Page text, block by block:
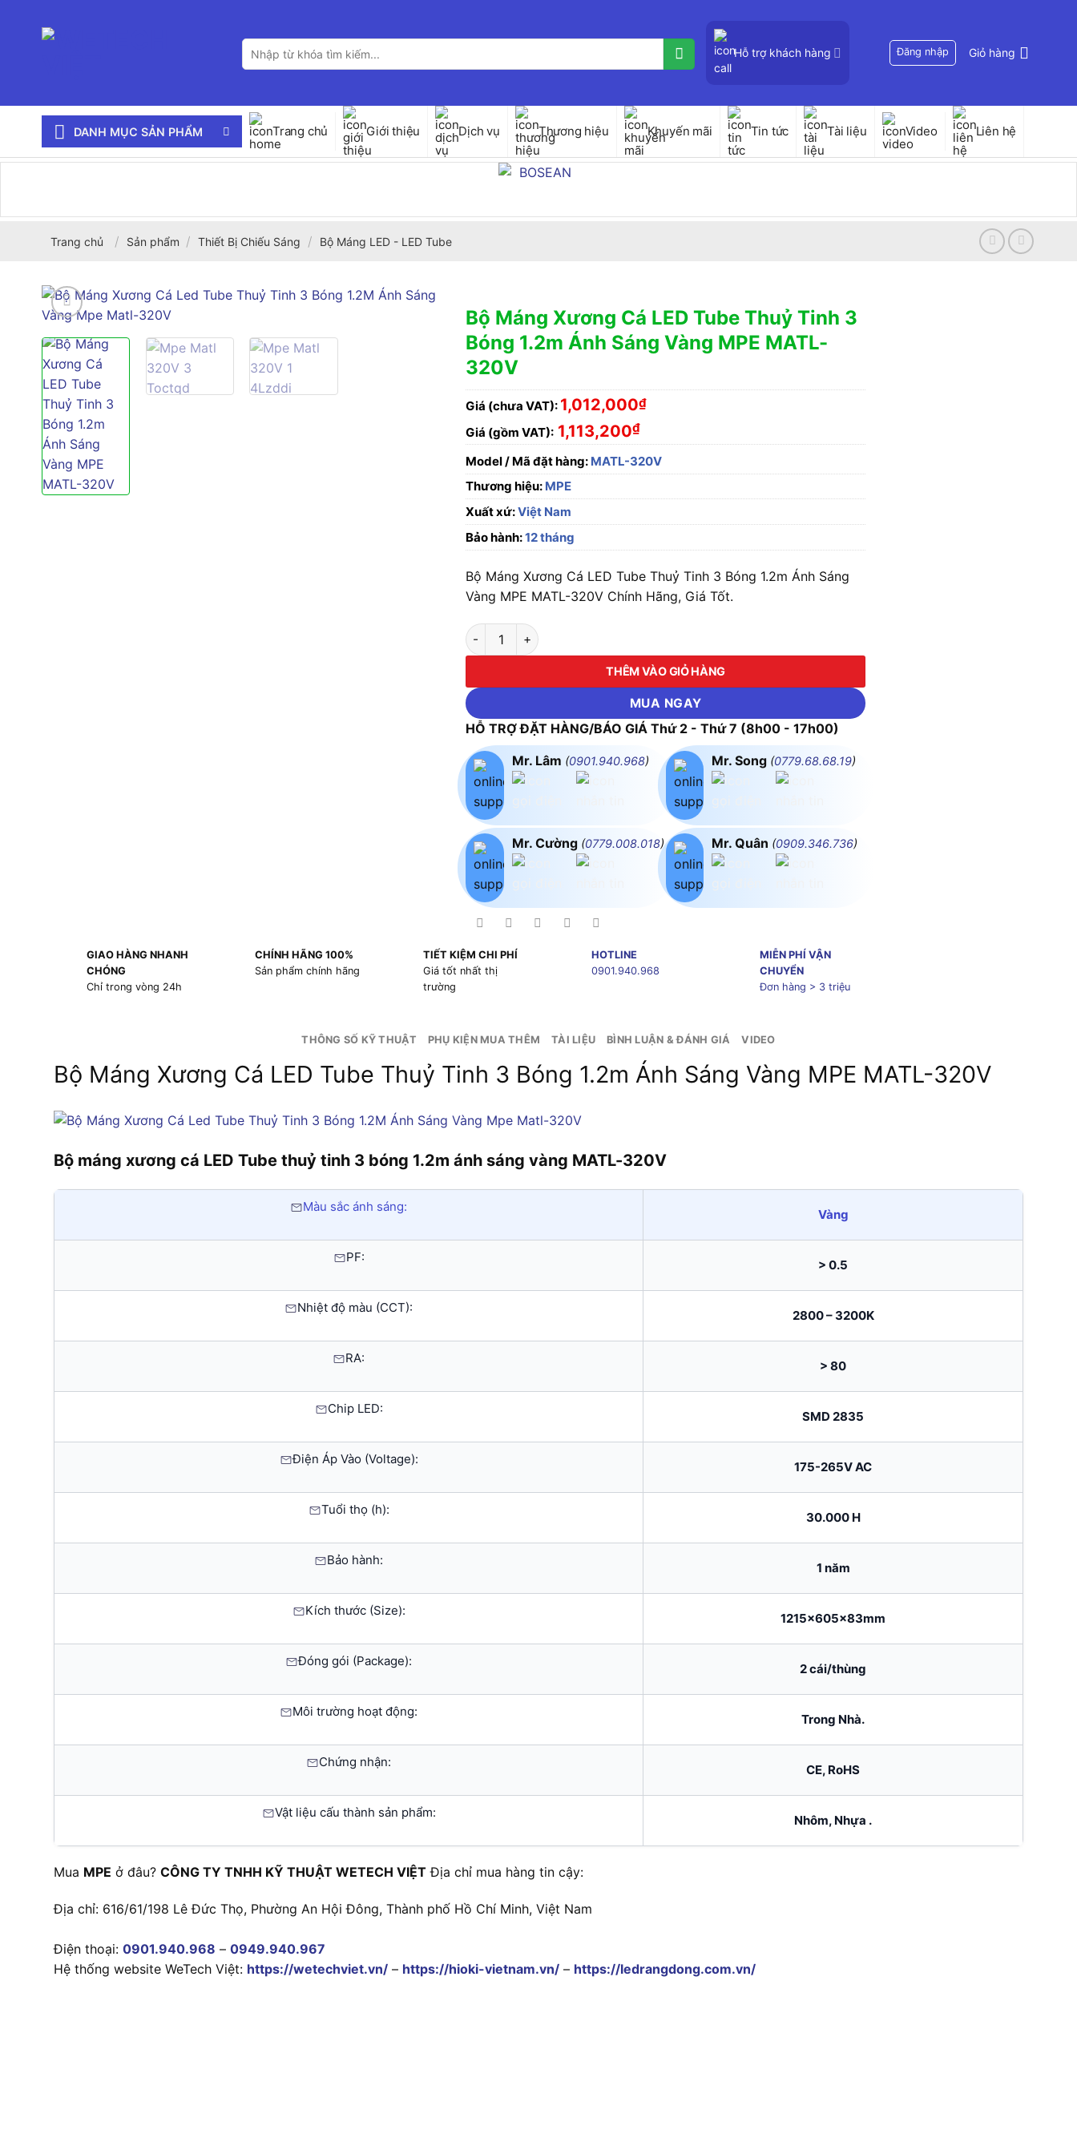
Tìm
kiếm:
Hỗ trợ khách hàng Đăng nhập Giỏ hàng
DANH MỤC SẢN PHẨM Trang chủ Giới thiệu Dịch vụ Thương hiệu Khuyến mãi Tin tức Tài liệu Video Liên hệ
Trang chủ / Sản phẩm / Thiết Bị Chiếu Sáng / Bộ Máng LED - LED Tube
Bộ Máng Xương Cá LED Tube Thuỷ Tinh 3
Bóng 1.2m Ánh Sáng Vàng MPE MATL-
320V
Giá (chưa VAT): 1,012,000₫
Giá (gồm VAT): 1,113,200₫
Model / Mã đặt hàng: MATL-320V
Thương hiệu: MPE
Xuất xứ:Việt Nam
Bảo hành:12 tháng
Bộ Máng Xương Cá LED Tube Thuỷ Tinh 3 Bóng 1.2m Ánh Sáng
Vàng MPE MATL-320V Chính Hãng, Giá Tốt.
Bộ Máng Xương Cá LED Tube Thuỷ Tinh 3 Bóng 1.2m Ánh Sáng Vàng MPE MATL-320V số lượng
THÊM VÀO GIỎ HÀNG
MUA NGAY
HỖ TRỢ ĐẶT HÀNG/BÁO GIÁ Thứ 2 - Thứ 7 (8h00 - 17h00)
Mr. Lâm (0901.940.968)
Mr. Cường (0779.008.018)
Mr. Song (0779.68.68.19)
Mr. Quân (0909.346.736)
GIAO HÀNG NHANH
CHÓNG
Chỉ trong vòng 24h
CHÍNH HÃNG 100%
Sản phẩm chính hãng
TIẾT KIỆM CHI PHÍ
Giá tốt nhất thị
trường
HOTLINE
0901.940.968
MIỄN PHÍ VẬN
CHUYỂN
Đơn hàng > 3 triệu
THÔNG SỐ KỸ THUẬT PHỤ KIỆN MUA THÊM TÀI LIỆU BÌNH LUẬN & ĐÁNH GIÁ VIDEO
Bộ Máng Xương Cá LED Tube Thuỷ Tinh 3 Bóng 1.2m Ánh Sáng Vàng MPE MATL-320V
Bộ máng xương cá LED Tube thuỷ tinh 3 bóng 1.2m ánh sáng vàng MATL-320V
Màu sắc ánh sáng:
Vàng
PF:
> 0.5
Nhiệt độ màu (CCT):
2800 – 3200K
RA:
> 80
Chip LED:
SMD 2835
Điện Áp Vào (Voltage):
175-265V AC
Tuổi thọ (h):
30.000 H
Bảo hành:
1 năm
Kích thước (Size):
1215x605x83mm
Đóng gói (Package):
2 cái/thùng
Môi trường hoạt động:
Trong Nhà.
Chứng nhận:
CE, RoHS
Vật liệu cấu thành sản phẩm:
Nhôm, Nhựa .
Mua MPE ở đâu? CÔNG TY TNHH KỸ THUẬT WETECH VIỆT Địa chỉ mua hàng tin cậy:
Địa chỉ: 616/61/198 Lê Đức Thọ, Phường An Hội Đông, Thành phố Hồ Chí Minh, Việt Nam
Điện thoại: 0901.940.968 – 0949.940.967
Hệ thống website WeTech Việt: https://wetechviet.vn/ – https://hioki-vietnam.vn/ – https://ledrangdong.com.vn/